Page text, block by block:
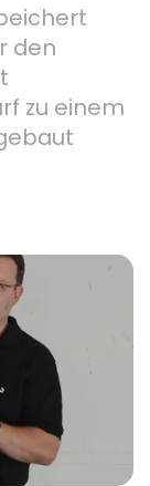
den
zu einem